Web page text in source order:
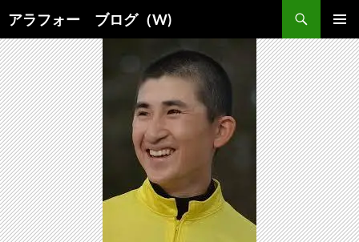
ン
テ
ン
ツ
へ
ス
キ
ッ
プ
アラフォー ブログ（W)
索
メインメ
ニュー